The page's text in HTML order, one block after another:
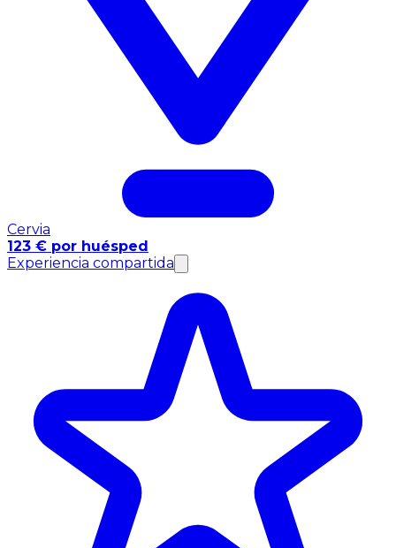
Cervia
123 € por huésped
Experiencia compartida